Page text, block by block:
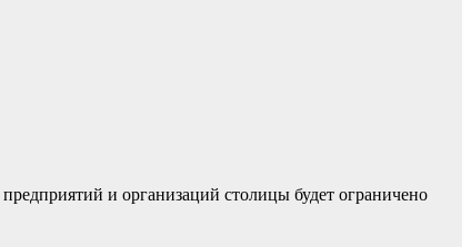
и организаций столицы будет ограничено